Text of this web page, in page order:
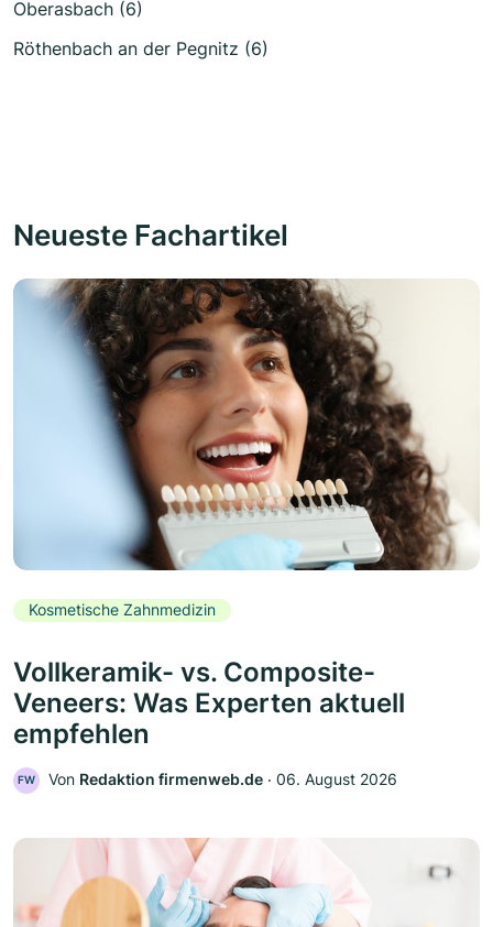
Oberasbach (6)
Röthenbach an der Pegnitz (6)
Neueste Fachartikel
Kosmetische Zahnmedizin
Vollkeramik- vs. Composite-
Veneers: Was Experten aktuell
empfehlen
FW Von Redaktion firmenweb.de ‧ 06. August 2026